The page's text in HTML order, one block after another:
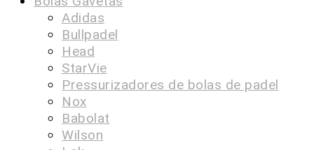
Adidas
Bullpadel
Head
StarVie
Pressurizadores de bolas de padel
Nox
Babolat
Wilson